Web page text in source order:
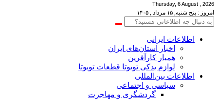
Thursday, 6 August , 2026
امروز : پنج شنبه, ۱۵ مرداد , ۱۴۰۵
اطلاعات‌ ‎ایرانی
اخبار استان‌های ایران
همیار کارآفرین
لوازم یدکی تویوتا قطعات تویوتا
اطلاعات بین‌المللی
سیاسی و اجتماعی
گردشگری و مهاجرت